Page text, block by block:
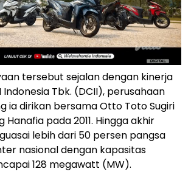
tersebut sejalan dengan kinerja
Indonesia Tbk. (DCII), perusahaan
ia dirikan bersama Otto Toto Sugiri
Hanafia pada 2011. Hingga akhir
lebih dari 50 persen pangsa
nasional dengan kapasitas
128 megawatt (MW).